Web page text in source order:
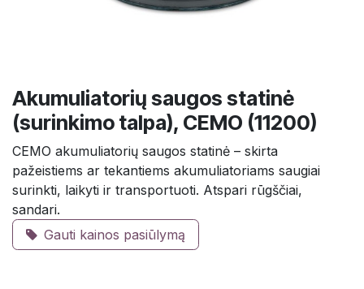
Akumuliatorių saugos statinė
(surinkimo talpa), CEMO (11200)
CEMO akumuliatorių saugos statinė – skirta
pažeistiems ar tekantiems akumuliatoriams saugiai
surinkti, laikyti ir transportuoti. Atspari rūgščiai,
sandari.
Gauti kainos pasiūlymą